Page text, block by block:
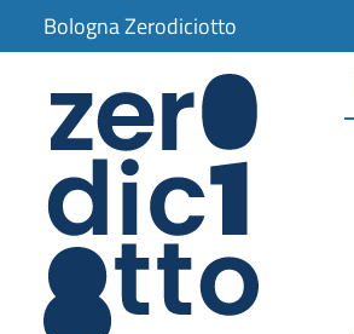
Bologna Zerodiciotto